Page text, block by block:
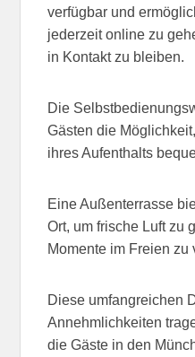
verfügbar und
jederzeit online zu
in Kontakt zu bleiben.
Die
Gästen die
ihres Aufenthalts
Eine Außenterrasse
Ort, um frische Luft zu
Momente im Freien zu
Diese umfangreichen
Annehmlichkeiten
die Gäste in den